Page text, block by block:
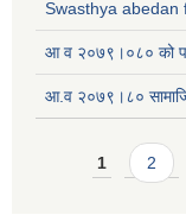
Swasthya abedan
आ व २०७९।०८० को
आ.व २०७९।८०
Pages
1 2